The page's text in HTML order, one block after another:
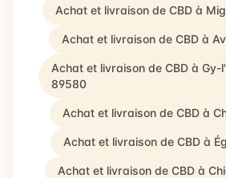
Achat et livraison de CBD à
Achat et livraison de CBD à
Achat et livraison de CBD à Gy-
89580
Achat et livraison de CBD à
Achat et livraison de CBD à
Achat et livraison de CBD à